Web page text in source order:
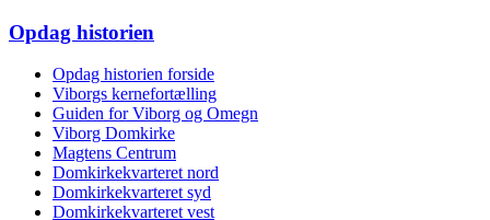
Opdag historien
Opdag historien forside
Viborgs kernefortælling
Guiden for Viborg og Omegn
Viborg Domkirke
Magtens Centrum
Domkirkekvarteret nord
Domkirkekvarteret syd
Domkirkekvarteret vest